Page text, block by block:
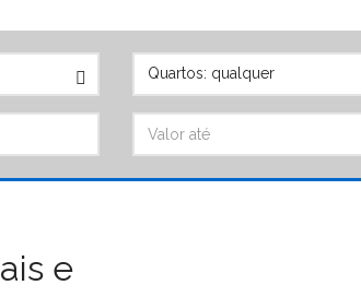
e